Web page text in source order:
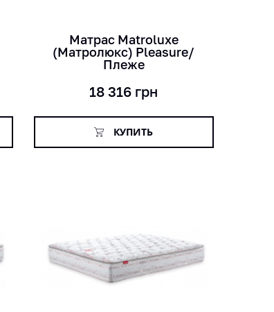
Матраc Matroluxe
(Матролюкс) Pleasure/
Плеже
18 316 грн
КУПИТЬ